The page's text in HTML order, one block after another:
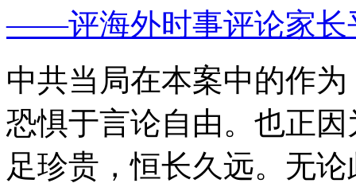
——评海外时事评论家长
中共当局在本案中的作
恐惧于言论自由。也正
足珍贵，恒长久远。无